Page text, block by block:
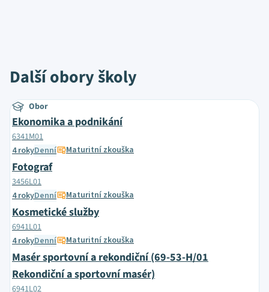
Další obory školy
Obor
Ekonomika a podnikání
6341M01
4 rokyDenní Maturitní zkouška
Fotograf
3456L01
4 rokyDenní Maturitní zkouška
Kosmetické služby
6941L01
4 rokyDenní Maturitní zkouška
Masér sportovní a rekondiční (69-53-H/01
Rekondiční a sportovní masér)
6941L02